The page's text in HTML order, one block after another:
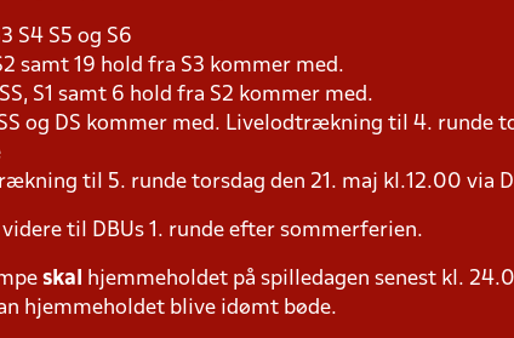
S4 S5 og S6
samt 19 hold fra S3 kommer med.
S1 samt 6 hold fra S2 kommer med.
og DS kommer med. Livelodtrækning til 4. runde
til 5. runde torsdag den 21. maj kl.12.00 via
videre til DBUs 1. runde efter sommerferien.
skal
hjemmeholdet på spilledagen senest kl.
hjemmeholdet blive idømt bøde.